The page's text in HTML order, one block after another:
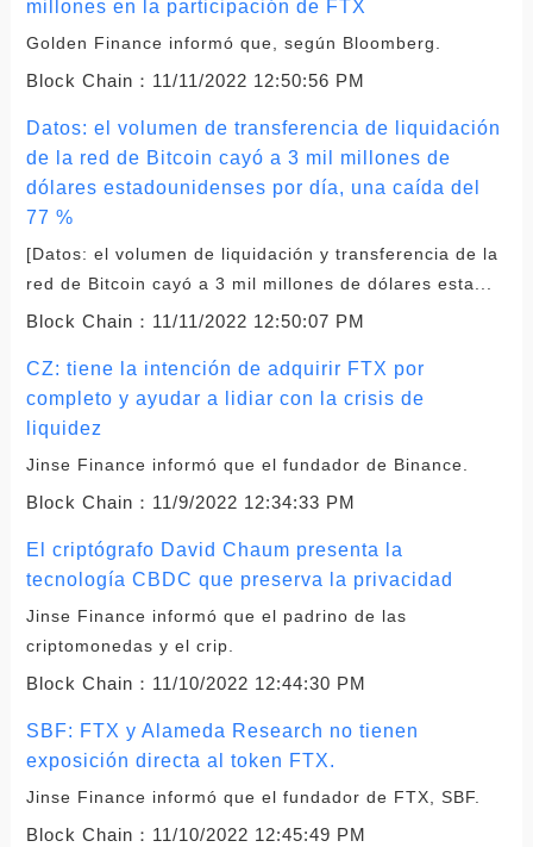
millones en la participación de FTX
Golden Finance informó que, según Bloomberg.
Block Chain： 11/11/2022 12:50:56 PM
Datos: el volumen de transferencia de liquidación
de la red de Bitcoin cayó a 3 mil millones de
dólares estadounidenses por día, una caída del
77 %
[Datos: el volumen de liquidación y transferencia de la
red de Bitcoin cayó a 3 mil millones de dólares esta...
Block Chain： 11/11/2022 12:50:07 PM
CZ: tiene la intención de adquirir FTX por
completo y ayudar a lidiar con la crisis de
liquidez
Jinse Finance informó que el fundador de Binance.
Block Chain： 11/9/2022 12:34:33 PM
El criptógrafo David Chaum presenta la
tecnología CBDC que preserva la privacidad
Jinse Finance informó que el padrino de las
criptomonedas y el crip.
Block Chain： 11/10/2022 12:44:30 PM
SBF: FTX y Alameda Research no tienen
exposición directa al token FTX.
Jinse Finance informó que el fundador de FTX, SBF.
Block Chain： 11/10/2022 12:45:49 PM